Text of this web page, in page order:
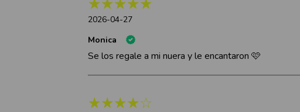
2026-04-27
Monica
Se los regale a mi nuera y le encantaron 🩷